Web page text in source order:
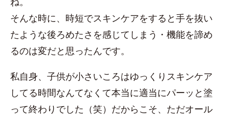
そんな時に、時短でスキンケアをすると手を抜い
たような後ろめたさを感じてしまう・機能を諦め
るのは変だと思ったんです。
私自身、子供が小さいころはゆっくりスキンケア
してる時間なんてなくて本当に適当にパーッと塗
って終わりでした（笑）だからこそ、ただオール